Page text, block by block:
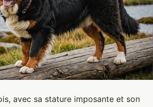
avec sa stature imposante et son